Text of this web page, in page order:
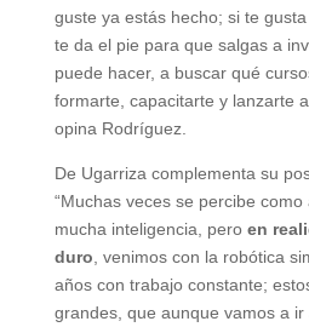
guste ya estás hecho; si te
te da el pie para que salgas a
puede hacer, a buscar qué
formarte, capacitarte y lanzarte
opina Rodríguez.
De Ugarriza complementa su
“Muchas veces se percibe
mucha inteligencia, pero en
duro , venimos con la robótica
años con trabajo constante;
grandes, que aunque vamos a